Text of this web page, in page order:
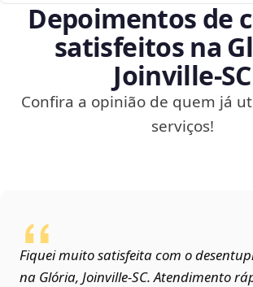
Depoimentos de
satisfeitos na
Joinville‑SC
Confira a opinião de quem já
serviços!
Fiquei muito satisfeita com o
na Glória, Joinville‑SC. Atendimento